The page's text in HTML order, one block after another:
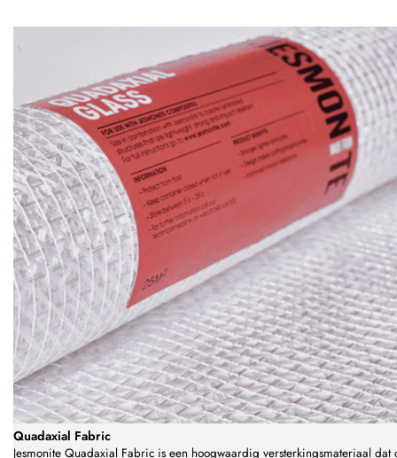
Quadaxial Fabric
Jesmonite Quadaxial Fabric is een hoogwaardig versterkingsmateriaal dat